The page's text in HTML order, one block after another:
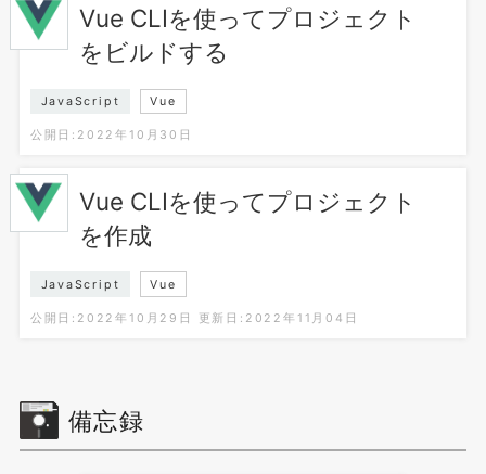
Vue CLIを使ってプロジェクト
をビルドする
JavaScript Vue
公開日:2022年10月30日
Vue CLIを使ってプロジェクト
を作成
JavaScript Vue
公開日:2022年10月29日 更新日:2022年11月04日
備忘録